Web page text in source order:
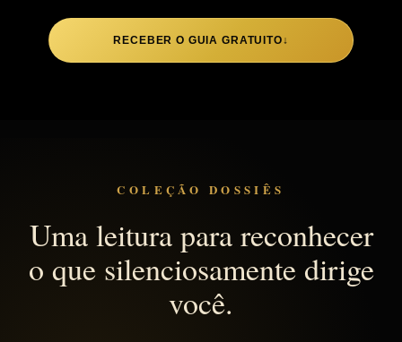
RECEBER O GUIA GRATUITO↓
COLEÇÃO DOSSIÊS
Uma leitura para reconhecer
o que silenciosamente dirige
você.